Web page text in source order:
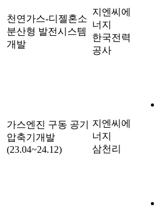
천연가스-디젤혼소
분산형 발전시스템
개발
지엔씨에
너지
한국전력
공사
가스엔진 구동 공기
압축기개발
(23.04~24.12)
지엔씨에
너지
삼천리